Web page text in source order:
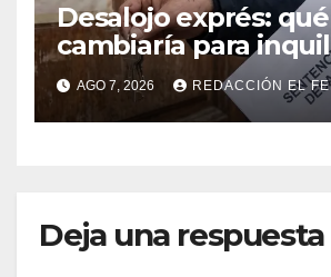
Desalojo exprés: qué
cambiaría para
dueños con el
tuvo media sanción
Cámara alta
AGO 7, 2026 REDACCIÓN EL
Deja una respuesta